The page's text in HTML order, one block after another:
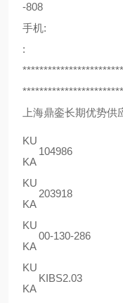
-808
手机:
:
上海鼎銮长期优势供
KU
KA
104986
KU
KA
203918
KU
KA
00-130-286
KU
KA
KIBS2.03